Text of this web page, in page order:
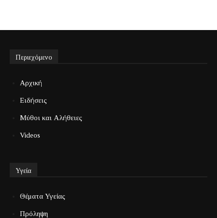
Περιεχόμενο
Αρχική
Ειδήσεις
Μύθοι και Αλήθειες
Videos
Υγεία
Θέματα Υγείας
Πρόληψη